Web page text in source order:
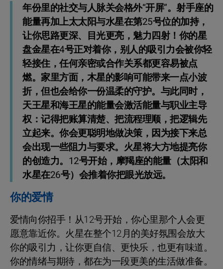
年份里的社交与人脉关会格外“开屏”。射手座的
能量再加上太太阳与水星在第25号位的加持，
让你思路更深、目光更亮，魅力四射！你的星
盘金星在4号正对着你，别人的吸引力会被你轻
轻接住，任何亲密或合作关系都更容易被点
燃。家里方面，木星的影响可能带来一点小波
折，但也会给你一份温柔的守护。与此同时，
天王星和海王星的能量会激活能量与职业主导
权：记得把账算清楚、把流程理顺，把逻辑先
立起来。你会更聪明地做决策，因为接下来总
会出现一些阻力与要求。火星将大方地提亮你
的创造力。12号开始，摩羯座的能量（太阳和
水星在26号）会推着你把眼光放远。
你的爱情
爱情向你招手！从12号开始，你心里那个人会更
愿意靠近你。火星在整个12月的美好氛围会放大
你的吸引力，让你更自信、更快乐，也更有味道。
你的情绪与期待，都在为一段更美的生活做准备。